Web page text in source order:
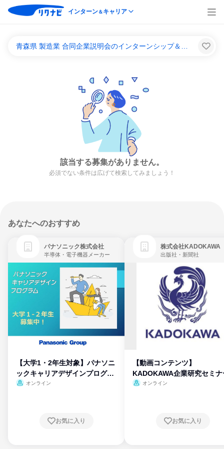
インターン＆キャリア
該当する募集がありません。
必須でない条件は広げて検索してみましょう！
あなたへのおすすめ
パナソニック株式会社
半導体・電子機器メーカー
【大学1・2年生対象】パナソニ
ックキャリアデザインプログラ
ム
オンライン
お気に入り
株式会社KADOKAWA
出版社・新聞社
【動画コンテンツ】
KADOKAWA企業研究セミナ
オンライン
お気に入り